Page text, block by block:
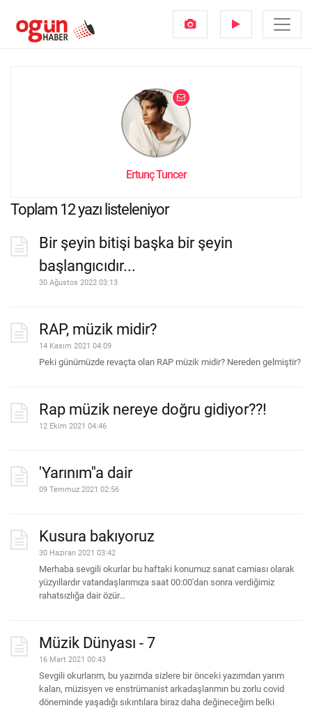
Ertunç Tuncer
Toplam 12 yazı listeleniyor
Bir şeyin bitişi başka bir şeyin
başlangıcıdır...
30 Ağustos 2022 03:13
RAP, müzik midir?
14 Kasım 2021 04:09
Peki günümüzde revaçta olan RAP müzik midir? Nereden gelmiştir?
Rap müzik nereye doğru gidiyor??!
12 Ekim 2021 04:46
'Yarınım''a dair
09 Temmuz 2021 02:56
Kusura bakıyoruz
30 Haziran 2021 03:42
Merhaba sevgili okurlar bu haftaki konumuz sanat camiası olarak
yüzyıllardır vatandaşlarımıza saat 00:00'dan sonra verdiğimiz
rahatsızlığa dair özür…
Müzik Dünyası - 7
16 Mart 2021 00:43
Sevgili okurlarım, bu yazımda sizlere bir önceki yazımdan yarım
kalan, müzisyen ve enstrümanist arkadaşlarımın bu zorlu covid
döneminde yaşadığı sıkıntılara biraz daha değineceğim belki